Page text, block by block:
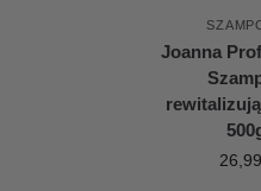
Joanna
26,99